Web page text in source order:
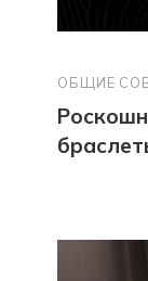
ОБЩИЕ